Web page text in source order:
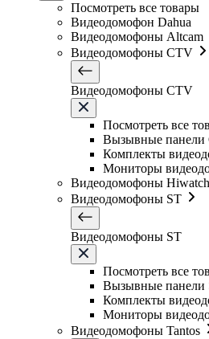
Посмотреть все товары
Видеодомофон Dahua
Видеодомофоны Altcam
Видеодомофоны CTV
Видеодомофоны CTV
Посмотреть все
Вызывные панели
Комплекты
Мониторы
Видеодомофоны Hiwatch
Видеодомофоны ST
Видеодомофоны ST
Посмотреть все
Вызывные панели
Комплекты
Мониторы
Видеодомофоны Tantos